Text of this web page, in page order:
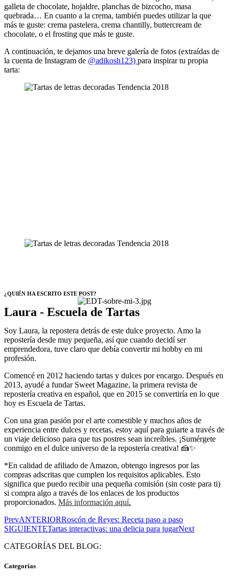
galleta de chocolate, hojaldre, planchas de bizcocho, masa
quebrada… En cuanto a la crema, también puedes utilizar la que
más te guste: crema pastelera, crema chantilly, buttercream de
chocolate, o el frosting que más te guste.
A continuación, te dejamos una breve galería de fotos (extraídas de
la cuenta de Instagram de @adikosh123) para inspirar tu propia
tarta:
¿QUIÉN HA ESCRITO ESTE POST?
Laura - Escuela de Tartas
Soy Laura, la repostera detrás de este dulce proyecto. Amo la
repostería desde muy pequeña, así que cuando decidí ser
emprendedora, tuve claro que debía convertir mi hobby en mi
profesión.
Comencé en 2012 haciendo tartas y dulces por encargo. Después en
2013, ayudé a fundar Sweet Magazine, la primera revista de
repostería creativa en español, que en 2015 se convertiría en lo que
hoy es Escuela de Tartas.
Con una gran pasión por el arte comestible y muchos años de
experiencia entre dulces y recetas, estoy aquí para guiarte a través de
un viaje delicioso para que tus postres sean increíbles. ¡Sumérgete
conmigo en el dulce universo de la repostería creativa! 🍰✨
*En calidad de afiliado de Amazon, obtengo ingresos por las
compras adscritas que cumplen los requisitos aplicables. Esto
significa que puedo recibir una pequeña comisión (sin coste para ti)
si compra algo a través de los enlaces de los productos
proporcionados. Más información aquí.
PrevANTERIORRoscón de Reyes: Receta paso a paso
SIGUIENTETartas interactivas: una delicia para jugarNext
CATEGORÍAS DEL BLOG:
Categorías